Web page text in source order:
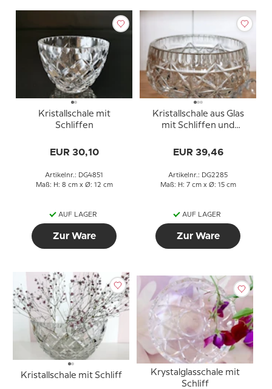
Kristallschale mit
Schliffen
EUR 30,10
Artikelnr.: DG4851
Maß: H: 8 cm x Ø: 12 cm
AUF LAGER
Zur Ware
Kristallschale aus Glas
mit Schliffen und
EUR 39,46
Artikelnr.: DG2285
Maß: H: 7 cm x Ø: 15 cm
AUF LAGER
Zur Ware
Kristallschale mit Schliff
Krystalglasschale mit
Schliff